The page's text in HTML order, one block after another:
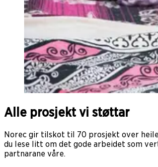
Alle prosjekt vi støttar
Norec gir tilskot til 70 prosjekt over
du lese litt om det gode arbeidet som
partnarane våre.